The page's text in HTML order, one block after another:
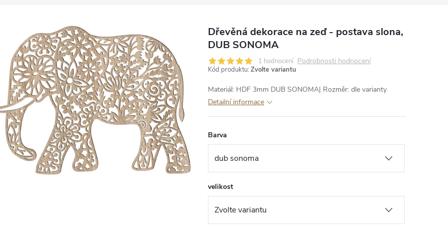
Dřevěná dekorace na zeď - postava slona,
DUB SONOMA
1 hodnocení Podrobnosti hodnocení
Kód produktu: Zvolte variantu
Materiál: HDF 3mm DUB SONOMA| Rozměr: dle varianty
Detailní informace
Barva
velikost